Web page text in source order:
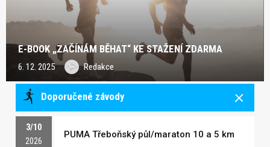
E-BOOK „ZAČÍNÁM BĚHAT“ KE STAŽENÍ ZDARMA
6. 12. 2025 Redakce
Doporučené závody
3/10
2026
PUMA Třeboňský půl/maraton 10 a 5 km